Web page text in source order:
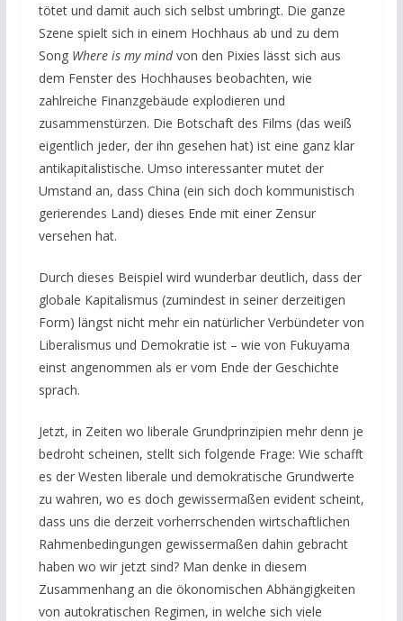
tötet und damit auch sich selbst umbringt. Die ganze
Szene spielt sich in einem Hochhaus ab und zu dem
Song Where is my mindvon den Pixies lässt sich aus
dem Fenster des Hochhauses beobachten, wie
zahlreiche Finanzgebäude explodieren und
zusammenstürzen. Die Botschaft des Films (das weiß
eigentlich jeder, der ihn gesehen hat) ist eine ganz klar
antikapitalistische. Umso interessanter mutet der
Umstand an, dass China (ein sich doch kommunistisch
gerierendes Land) dieses Ende mit einer Zensur
versehen hat.
Durch dieses Beispiel wird wunderbar deutlich, dass der
globale Kapitalismus (zumindest in seiner derzeitigen
Form) längst nicht mehr ein natürlicher Verbündeter von
Liberalismus und Demokratie ist – wie von Fukuyama
einst angenommen als er vom Ende der Geschichte
sprach.
Jetzt, in Zeiten wo liberale Grundprinzipien mehr denn je
bedroht scheinen, stellt sich folgende Frage: Wie schafft
es der Westen liberale und demokratische Grundwerte
zu wahren, wo es doch gewissermaßen evident scheint,
dass uns die derzeit vorherrschenden wirtschaftlichen
Rahmenbedingungen gewissermaßen dahin gebracht
haben wo wir jetzt sind? Man denke in diesem
Zusammenhang an die ökonomischen Abhängigkeiten
von autokratischen Regimen, in welche sich viele